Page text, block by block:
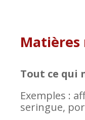
Matières
Tout ce qui
Exemples :
seringue,